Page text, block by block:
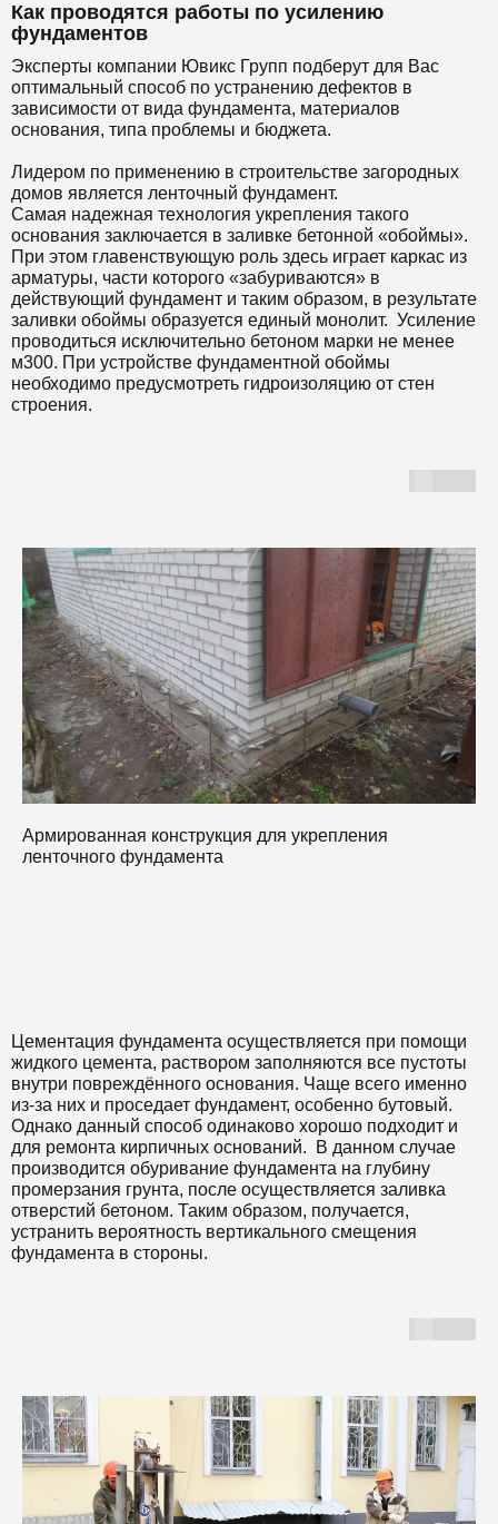
Как проводятся работы по усилению
фундаментов
Эксперты компании Ювикс Групп подберут для Вас
оптимальный способ по устранению дефектов в
зависимости от вида фундамента, материалов
основания, типа проблемы и бюджета.
Лидером по применению в строительстве загородных
домов является ленточный фундамент.
Самая надежная технология укрепления такого
основания заключается в заливке бетонной «обоймы».
При этом главенствующую роль здесь играет каркас из
арматуры, части которого «забуриваются» в
действующий фундамент и таким образом, в результате
заливки обоймы образуется единый монолит. Усиление
проводиться исключительно бетоном марки не менее
м300. При устройстве фундаментной обоймы
необходимо предусмотреть гидроизоляцию от стен
строения.
Армированная конструкция для укрепления
ленточного фундамента
Цементация фундамента осуществляется при помощи
жидкого цемента, раствором заполняются все пустоты
внутри повреждённого основания. Чаще всего именно
из-за них и проседает фундамент, особенно бутовый.
Однако данный способ одинаково хорошо подходит и
для ремонта кирпичных оснований. В данном случае
производится обуривание фундамента на глубину
промерзания грунта, после осуществляется заливка
отверстий бетоном. Таким образом, получается,
устранить вероятность вертикального смещения
фундамента в стороны.